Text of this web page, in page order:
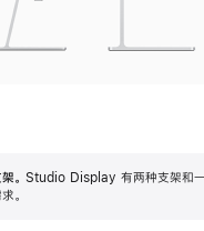
。 Studio Display 有两种支架和一
。